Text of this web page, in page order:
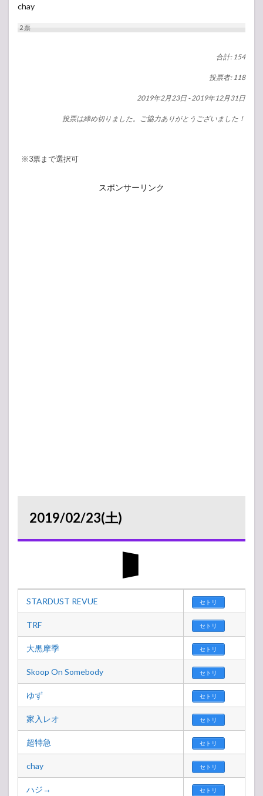
chay
2票
合計: 154
投票者: 118
2019年2月23日 -2019年12月31日
投票は締め切りました。ご協力ありがとうございました！
※3票まで選択可
スポンサーリンク
2019/02/23(土)
STARDUST REVUE セトリ
TRF セトリ
大黒摩季 セトリ
Skoop On Somebody セトリ
ゆず セトリ
家入レオ セトリ
超特急 セトリ
chay セトリ
ハジ→ セトリ